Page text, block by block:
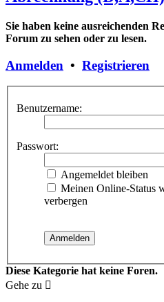
Sie haben keine ausreichenden
Forum zu sehen oder zu lesen.
Anmelden • Registrieren
Benutzername:
Passwort:
Angemeldet bleiben
Meinen Online-Status
verbergen
Diese Kategorie hat keine Foren.
Gehe zu